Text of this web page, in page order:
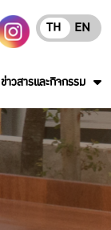
EN
TH
ข่าวสารและกิจกรรม